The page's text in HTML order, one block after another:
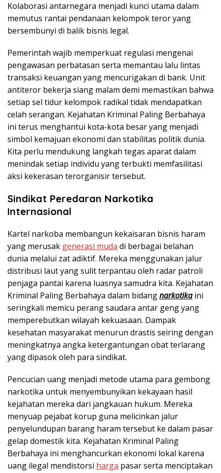
Kolaborasi antarnegara menjadi kunci utama dalam
memutus rantai pendanaan kelompok teror yang
bersembunyi di balik bisnis legal.
Pemerintah wajib memperkuat regulasi mengenai
pengawasan perbatasan serta memantau lalu lintas
transaksi keuangan yang mencurigakan di bank. Unit
antiteror bekerja siang malam demi memastikan bahwa
setiap sel tidur kelompok radikal tidak mendapatkan
celah serangan. Kejahatan Kriminal Paling Berbahaya
ini terus menghantui kota-kota besar yang menjadi
simbol kemajuan ekonomi dan stabilitas politik dunia.
Kita perlu mendukung langkah tegas aparat dalam
menindak setiap individu yang terbukti memfasilitasi
aksi kekerasan terorganisir tersebut.
Sindikat Peredaran Narkotika
Internasional
Kartel narkoba membangun kekaisaran bisnis haram
yang merusak generasi muda di berbagai belahan
dunia melalui zat adiktif. Mereka menggunakan jalur
distribusi laut yang sulit terpantau oleh radar patroli
penjaga pantai karena luasnya samudra kita. Kejahatan
Kriminal Paling Berbahaya dalam bidangnarkotika ini
seringkali memicu perang saudara antar geng yang
memperebutkan wilayah kekuasaan. Dampak
kesehatan masyarakat menurun drastis seiring dengan
meningkatnya angka ketergantungan obat terlarang
yang dipasok oleh para sindikat.
Pencucian uang menjadi metode utama para gembong
narkotika untuk menyembunyikan kekayaan hasil
kejahatan mereka dari jangkauan hukum. Mereka
menyuap pejabat korup guna melicinkan jalur
penyelundupan barang haram tersebut ke dalam pasar
gelap domestik kita. Kejahatan Kriminal Paling
Berbahaya ini menghancurkan ekonomi lokal karena
uang ilegal mendistorsi harga pasar serta menciptakan